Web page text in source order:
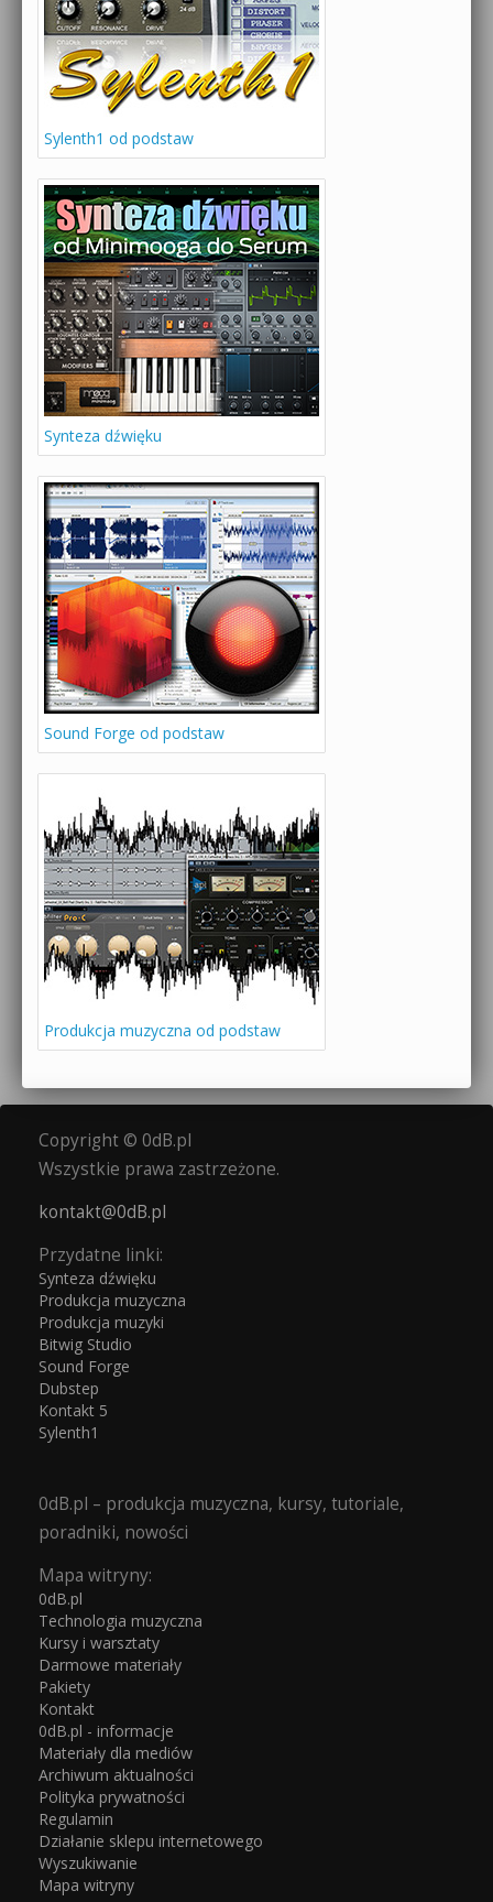
Sylenth1 od podstaw
Synteza dźwięku
Sound Forge od podstaw
Produkcja muzyczna od podstaw
Copyright © 0dB.pl
Wszystkie prawa zastrzeżone.
kontakt@0dB.pl
Przydatne linki:
Synteza dźwięku
Produkcja muzyczna
Produkcja muzyki
Bitwig Studio
Sound Forge
Dubstep
Kontakt 5
Sylenth1
0dB.pl – produkcja muzyczna, kursy, tutoriale,
poradniki, nowości
Mapa witryny:
0dB.pl
Technologia muzyczna
Kursy i warsztaty
Darmowe materiały
Pakiety
Kontakt
0dB.pl - informacje
Materiały dla mediów
Archiwum aktualności
Polityka prywatności
Regulamin
Działanie sklepu internetowego
Wyszukiwanie
Mapa witryny